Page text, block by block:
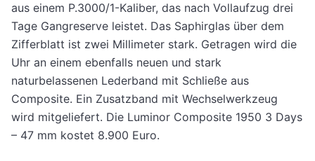
aus einem P.3000/1-Kaliber, das nach Vollaufzug drei
Tage Gangreserve leistet. Das Saphirglas über dem
Zifferblatt ist zwei Millimeter stark. Getragen wird die
Uhr an einem ebenfalls neuen und stark
naturbelassenen Lederband mit Schließe aus
Composite. Ein Zusatzband mit Wechselwerkzeug
wird mitgeliefert. Die Luminor Composite 1950 3 Days
– 47 mm kostet 8.900 Euro.